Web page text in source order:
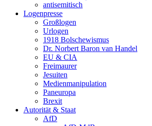
antisemitisch
Logenpresse
Großlogen
Urlogen
1918 Bolschewismus
Dr. Norbert Baron van Handel
EU & CIA
Freimaurer
Jesuiten
Medienmanipulation
Paneuropa
Brexit
Autorität & Staat
AfD